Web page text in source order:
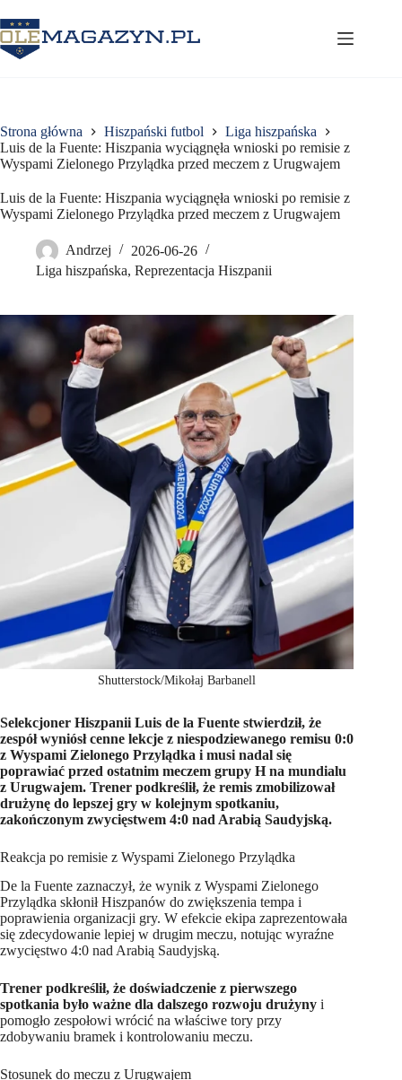
do
treści
Strona główna Hiszpański futbol
Liga hiszpańska
Luis de la Fuente: Hiszpania wyciągnęła wnioski po remisie z
Wyspami Zielonego Przylądka przed meczem z Urugwajem
Luis de la Fuente: Hiszpania wyciągnęła wnioski po remisie z
Wyspami Zielonego Przylądka przed meczem z Urugwajem
Andrzej
2026-06-26
Liga hiszpańska, Reprezentacja Hiszpanii
Shutterstock/Mikołaj Barbanell
Selekcjoner Hiszpanii Luis de la Fuente stwierdził, że
zespół wyniósł cenne lekcje z niespodziewanego remisu 0:0
z Wyspami Zielonego Przylądka i musi nadal się
poprawiać przed ostatnim meczem grupy H na mundialu
z Urugwajem. Trener podkreślił, że remis zmobilizował
drużynę do lepszej gry w kolejnym spotkaniu,
zakończonym zwycięstwem 4:0 nad Arabią Saudyjską.
Reakcja po remisie z Wyspami Zielonego Przylądka
De la Fuente zaznaczył, że wynik z Wyspami Zielonego
Przylądka skłonił Hiszpanów do zwiększenia tempa i
poprawienia organizacji gry. W efekcie ekipa zaprezentowała
się zdecydowanie lepiej w drugim meczu, notując wyraźne
zwycięstwo 4:0 nad Arabią Saudyjską.
Trener podkreślił, że doświadczenie z pierwszego
spotkania było ważne dla dalszego rozwoju drużyny i
pomogło zespołowi wrócić na właściwe tory przy
zdobywaniu bramek i kontrolowaniu meczu.
Stosunek do meczu z Urugwajem